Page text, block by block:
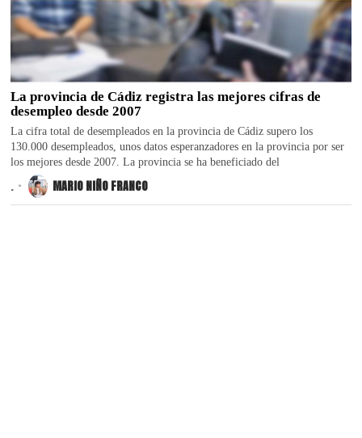
La provincia de Cádiz registra las mejores cifras de
desempleo desde 2007
La cifra total de desempleados en la provincia de Cádiz supero los
130.000 desempleados, unos datos esperanzadores en la provincia por ser
los mejores desde 2007. La provincia se ha beneficiado del
. MARIO NIÑO FRANCO